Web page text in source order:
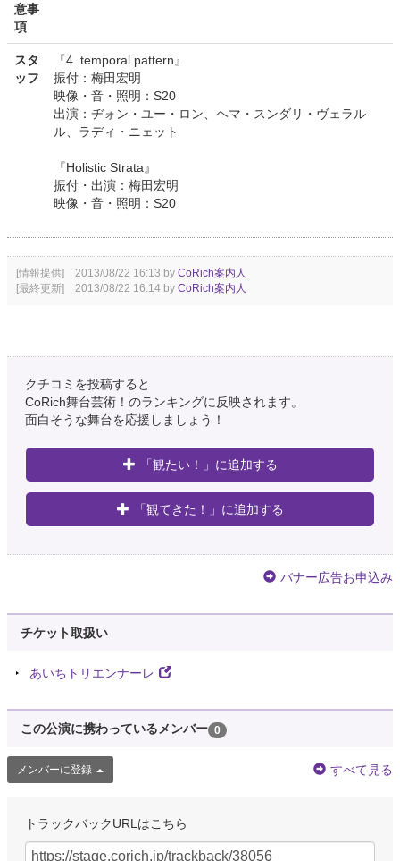
意事
項
スタ
ッフ
『4. temporal pattern』
振付：梅田宏明
映像・音・照明：S20
出演：ヂォン・ユー・ロン、ヘマ・スンダリ・ヴェラル
ル、ラディ・ニェット
『Holistic Strata』
振付・出演：梅田宏明
映像・音・照明：S20
[情報提供] 2013/08/22 16:13 by CoRich案内人
[最終更新] 2013/08/22 16:14 by CoRich案内人
クチコミを投稿すると
CoRich舞台芸術！のランキングに反映されます。
面白そうな舞台を応援しましょう！
「観たい！」に追加する
「観てきた！」に追加する
バナー広告お申込み
チケット取扱い
あいちトリエンナーレ
この公演に携わっているメンバー 0
メンバーに登録 すべて見る
トラックバックURLはこちら